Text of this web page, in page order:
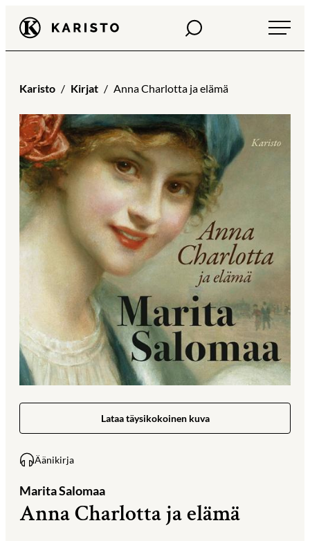
Siirry
suoraan
sisältöön
Karisto Haku
Karisto Kirjat Anna Charlotta ja elämä
Lataa täysikokoinen kuva
Äänikirja
Marita Salomaa
Anna Charlotta ja elämä